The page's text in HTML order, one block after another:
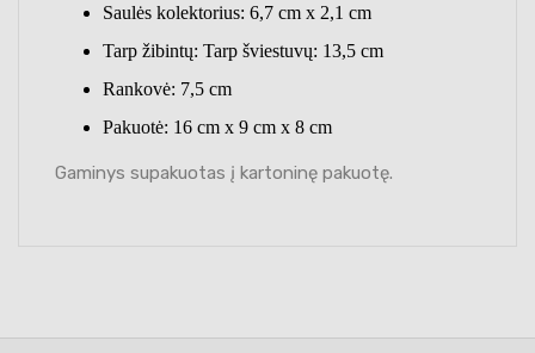
Saulės kolektorius: 6,7 cm x 2,1 cm
Tarp žibintų: Tarp šviestuvų: 13,5 cm
Rankovė: 7,5 cm
Pakuotė: 16 cm x 9 cm x 8 cm
Gaminys supakuotas į kartoninę pakuotę.